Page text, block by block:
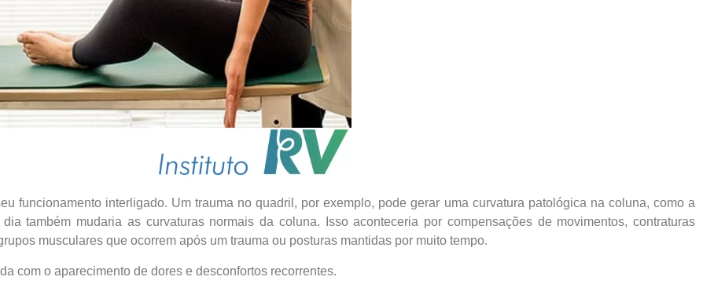
funcionamento interligado. Um trauma no quadril, por exemplo, pode gerar uma curvatura patológica na coluna, como a
também mudaria as curvaturas normais da coluna. Isso aconteceria por compensações de movimentos, contraturas
musculares que ocorrem após um trauma ou posturas mantidas por muito tempo.
com o aparecimento de dores e desconfortos recorrentes.